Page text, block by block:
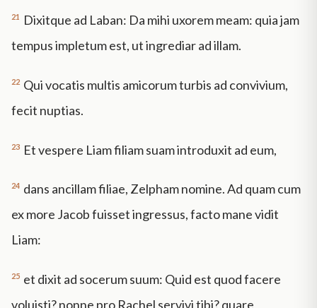
21
Dixitque ad Laban: Da mihi uxorem meam: quia jam
tempus impletum est, ut ingrediar ad illam.
22 Qui vocatis multis amicorum turbis ad convivium,
fecit nuptias.
23 Et vespere Liam filiam suam introduxit ad eum,
24 dans ancillam filiae, Zelpham nomine. Ad quam cum
ex more Jacob fuisset ingressus, facto mane vidit
Liam:
25 et dixit ad socerum suum: Quid est quod facere
voluisti? nonne pro Rachel servivi tibi? quare